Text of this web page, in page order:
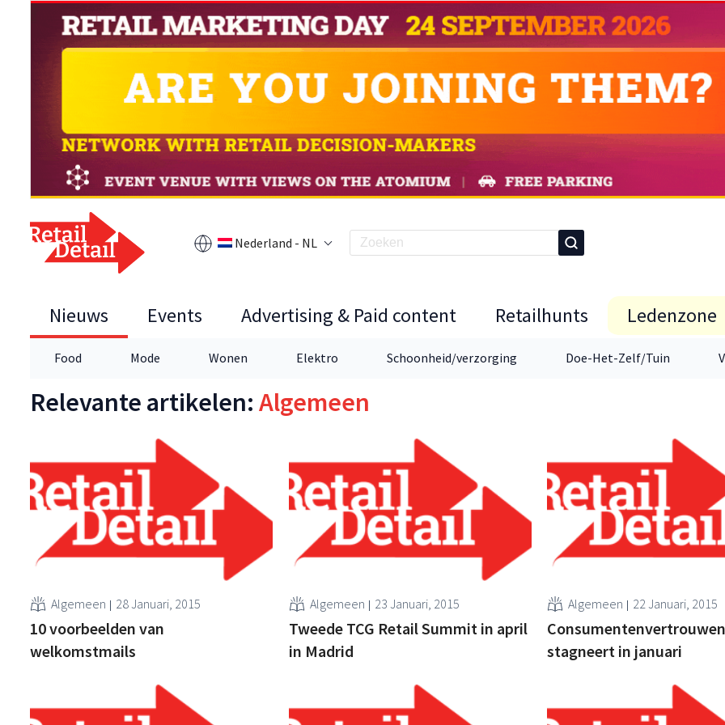
Nederland - NL
Nieuws
Food Mode Wonen Elektro Schoonheid/verzorging Doe-Het-Zelf/Tuin
Events Advertising & Paid content Retailhunts Ledenzone
Relevante artikelen: Algemeen
Algemeen 28 Januari, 2015
10 voorbeelden van
welkomstmails
Algemeen 23 Januari, 2015
Tweede TCG Retail Summit in april
in Madrid
Algemeen 22 Januari, 2015
Consumentenvertrouwen
stagneert in januari